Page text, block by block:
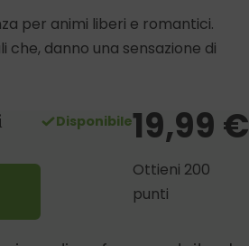
per animi liberi e romantici.
danno una sensazione di
Disponibile19,99 €
Ottieni 200
punti